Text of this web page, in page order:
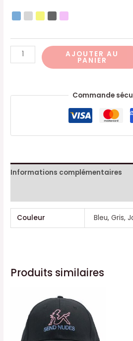
AJOUTER AU
PANIER
Commande
Informations complémentaires
Couleur Bleu, Gris,
Produits similaires